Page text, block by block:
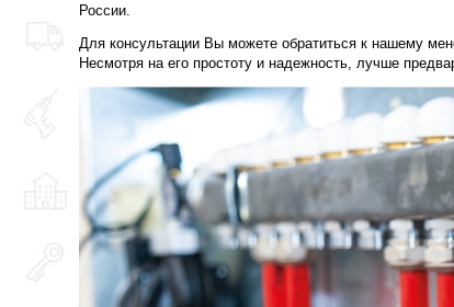
России.
Для консультации Вы можете обратиться к нашему
Несмотря на его простоту и надежность, лучше